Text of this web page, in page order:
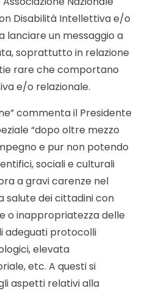
Disabilità Intellettiva e/o
lanciare un messaggio a
soprattutto in relazione
rare che comportano
e/o relazionale.
commenta il Presidente
“dopo oltre mezzo
e pur non potendo
sociali e culturali
a gravi carenze nel
salute dei cittadini con
o inappropriatezza delle
adeguati protocolli
elevata
etc. A questi si
aspetti relativi alla